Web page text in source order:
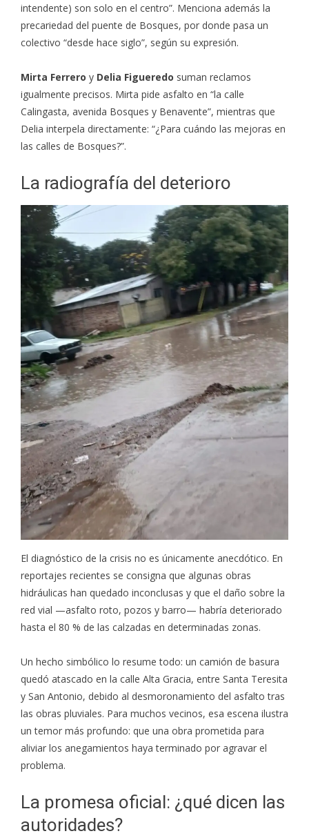
intendente) son solo en el centro”. Menciona además la
precariedad del puente de Bosques, por donde pasa un
colectivo “desde hace siglo”, según su expresión.
Mirta Ferrero y Delia Figueredo suman reclamos
igualmente precisos. Mirta pide asfalto en “la calle
Calingasta, avenida Bosques y Benavente”, mientras que
Delia interpela directamente: “¿Para cuándo las mejoras en
las calles de Bosques?”.
La radiografía del deterioro
El diagnóstico de la crisis no es únicamente anecdótico. En
reportajes recientes se consigna que algunas obras
hidráulicas han quedado inconclusas y que el daño sobre la
red vial —asfalto roto, pozos y barro— habría deteriorado
hasta el 80 % de las calzadas en determinadas zonas.
Un hecho simbólico lo resume todo: un camión de basura
quedó atascado en la calle Alta Gracia, entre Santa Teresita
y San Antonio, debido al desmoronamiento del asfalto tras
las obras pluviales. Para muchos vecinos, esa escena ilustra
un temor más profundo: que una obra prometida para
aliviar los anegamientos haya terminado por agravar el
problema.
La promesa oficial: ¿qué dicen las
autoridades?